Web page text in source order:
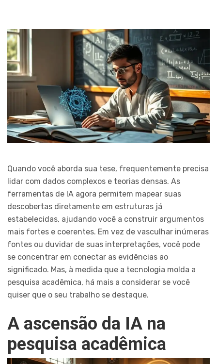
Quando você aborda sua tese, frequentemente precisa
lidar com dados complexos e teorias densas. As
ferramentas de IA agora permitem mapear suas
descobertas diretamente em estruturas já
estabelecidas, ajudando você a construir argumentos
mais fortes e coerentes. Em vez de vasculhar inúmeras
fontes ou duvidar de suas interpretações, você pode
se concentrar em conectar as evidências ao
significado. Mas, à medida que a tecnologia molda a
pesquisa acadêmica, há mais a considerar se você
quiser que o seu trabalho se destaque.
A ascensão da IA na
pesquisa acadêmica